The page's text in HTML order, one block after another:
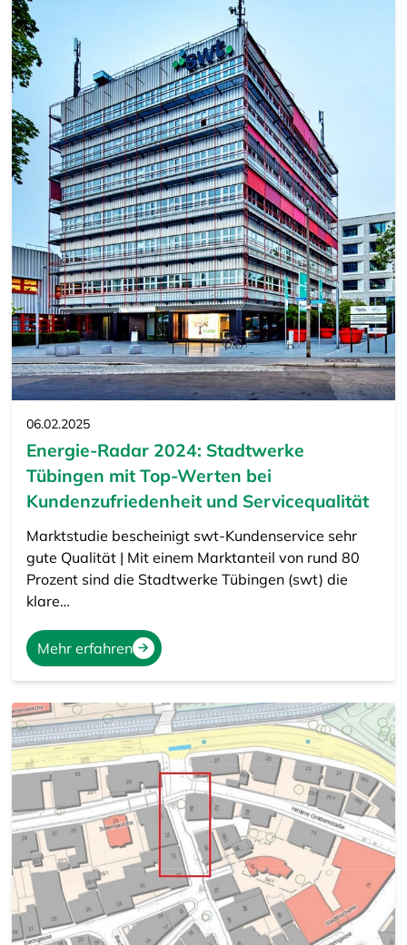
06.02.2025
Energie-Radar 2024: Stadtwerke
Tübingen mit Top-Werten bei
Kundenzufriedenheit und Servicequalität
Marktstudie bescheinigt swt-Kundenservice sehr
gute Qualität | Mit einem Marktanteil von rund 80
Prozent sind die Stadtwerke Tübingen (swt) die
klare…
Mehr erfahren